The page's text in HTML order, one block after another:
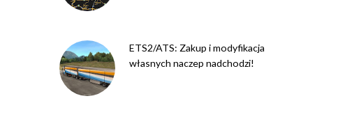
ETS2/ATS: Zakup i modyfikacja
własnych naczep nadchodzi!